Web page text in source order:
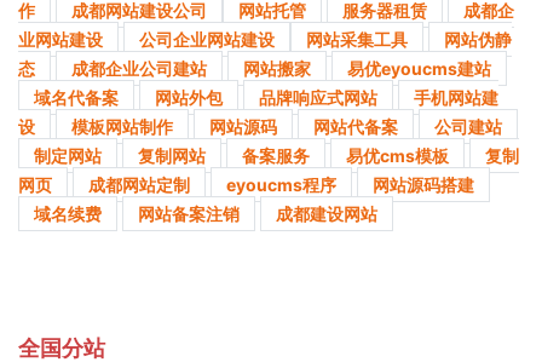
作 成都网站建设公司​ 网站托管 服务器租赁
成都企
业网站建设
公司企业网站建设​ 网站采集工具
网站伪静
态
成都企业公司建站 网站搬家
易优eyoucms建站
域名代备案
网站外包 品牌响应式网站
手机网站建
设
模板网站制作 网站源码 网站代备案
公司建站
制定网站
复制网站 备案服务 易优cms模板
复制
网页
成都网站定制 eyoucms程序
网站源码搭建
域名续费
网站备案注销 成都建设网站
全国分站